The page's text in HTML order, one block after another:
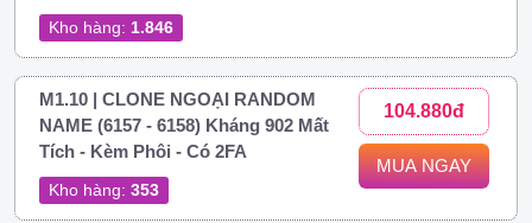
Kho hàng: 1.846
M1.10 | CLONE NGOẠI RANDOM
NAME (6157 - 6158) Kháng 902 Mất
Tích - Kèm Phôi - Có 2FA
Kho hàng: 353
104.880đ
MUA NGAY